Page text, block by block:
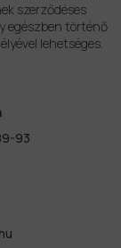
szerződéses
egészben történő
lehetséges.
93